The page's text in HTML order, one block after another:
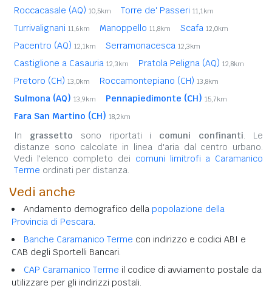
Roccacasale (AQ) 10,5km Torre de' Passeri 11,1km
Turrivalignani 11,6km Manoppello 11,8km Scafa 12,0km
Pacentro (AQ) 12,1km Serramonacesca 12,3km
Castiglione a Casauria 12,3km Pratola Peligna (AQ) 12,8km
Pretoro (CH) 13,0km Roccamontepiano (CH) 13,8km
Sulmona (AQ) 13,9km Pennapiedimonte (CH) 15,7km
Fara San Martino (CH) 18,2km
In grassetto sono riportati i comuni confinanti. Le
distanze sono calcolate in linea d'aria dal centro urbano.
Vedi l'elenco completo dei comuni limitrofi a Caramanico
Terme ordinati per distanza.
Vedi anche
Andamento demografico della popolazione della
Provincia di Pescara.
Banche Caramanico Terme con indirizzo e codici ABI e
CAB degli Sportelli Bancari.
CAP Caramanico Terme il codice di avviamento postale da
utilizzare per gli indirizzi postali.